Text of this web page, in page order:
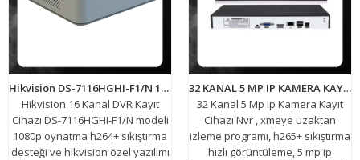
Hikvision DS-7116HGHI-F1/N 16 Kanal DVR Kayıt Cihazı
Hikvision 16 Kanal DVR Kayıt
Cihazı DS-7116HGHI-F1/N modeli
1080p oynatma h264+ sıkıştırma
desteği ve hikvision özel yazılımı
32 KANAL 5 MP IP KAMERA KAYIT CİHAZI NVR 8232 XMEYE
32 Kanal 5 Mp Ip Kamera Kayıt
Cihazı Nvr , xmeye uzaktan
izleme programı, h265+ sıkıştırma
hızlı görüntüleme, 5 mp ip